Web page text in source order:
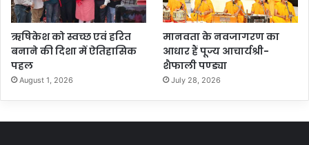
ऋषिकेश को स्वच्छ एवं हरित
बनाने की दिशा में ऐतिहासिक
पहल
August 1, 2026
मानवता के नवजागरण का
आधार हैं पूज्य आचार्यश्री-
शैफाली पण्ड्या
July 28, 2026